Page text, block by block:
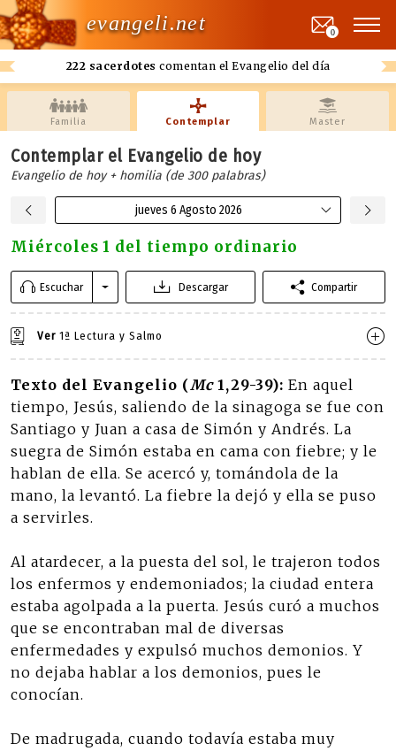
evangeli.net
222 sacerdotes comentan el Evangelio del día
0
Familia Contemplar Master
Contemplar el Evangelio de hoy
Evangelio de hoy + homilia (de 300 palabras)
jueves 6 Agosto 2026
Miércoles 1 del tiempo ordinario
Escuchar Descargar Compartir
Ver 1ª Lectura y Salmo
Texto del Evangelio (Mc1,29-39): En aquel
tiempo, Jesús, saliendo de la sinagoga se fue con
Santiago y Juan a casa de Simón y Andrés. La
suegra de Simón estaba en cama con fiebre; y le
hablan de ella. Se acercó y, tomándola de la
mano, la levantó. La fiebre la dejó y ella se puso
a servirles.
Al atardecer, a la puesta del sol, le trajeron todos
los enfermos y endemoniados; la ciudad entera
estaba agolpada a la puerta. Jesús curó a muchos
que se encontraban mal de diversas
enfermedades y expulsó muchos demonios. Y
no dejaba hablar a los demonios, pues le
conocían.
De madrugada, cuando todavía estaba muy